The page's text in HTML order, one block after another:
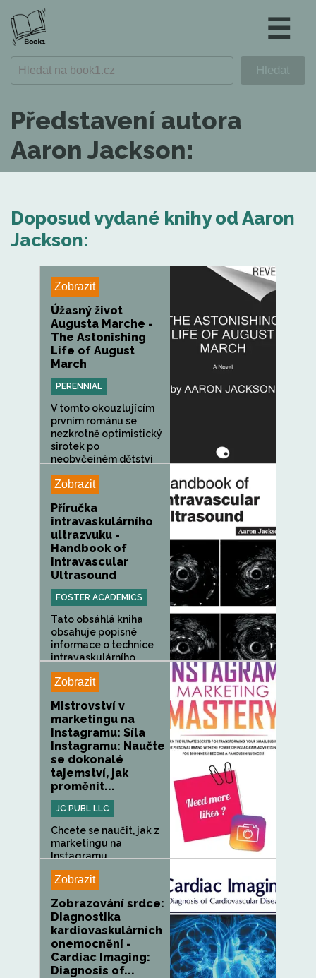
☰
Představení autora
Aaron Jackson:
Doposud vydané knihy od Aaron
Jackson:
Zobrazit
Úžasný život
Augusta Marche -
The Astonishing
Life of August
March
PERENNIAL
V tomto okouzlujícím
prvním románu se
nezkrotně optimistický
sirotek po
neobyčejném dětství
Zobrazit
Příručka
intravaskulárního
ultrazvuku -
Handbook of
Intravascular
Ultrasound
FOSTER ACADEMICS
Tato obsáhlá kniha
obsahuje popisné
informace o technice
intravaskulárního...
Zobrazit
Mistrovství v
marketingu na
Instagramu: Síla
Instagramu: Naučte
se dokonalé
tajemství, jak
proměnit...
JC PUBL LLC
Chcete se naučit, jak z
marketingu na
Instagramu...
Zobrazit
Zobrazování srdce:
Diagnostika
kardiovaskulárních
onemocnění -
Cardiac Imaging:
Diagnosis of...